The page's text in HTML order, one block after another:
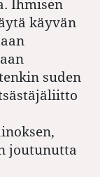
Ihmisen
käyvän
suden
joutunutta